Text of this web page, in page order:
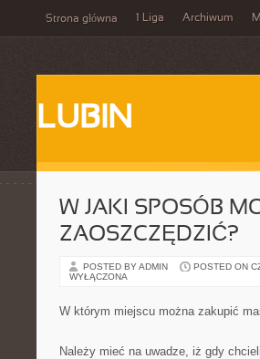
Strona główna 1 Liga Archiwum
LUBIN
W JAKI SPOSÓB
ZAOSZCZĘDZIĆ?
POSTED BY ADMIN POSTED ON
WYŁĄCZONA
W którym miejscu można zakupić
Należy mieć na uwadze, iż gdy